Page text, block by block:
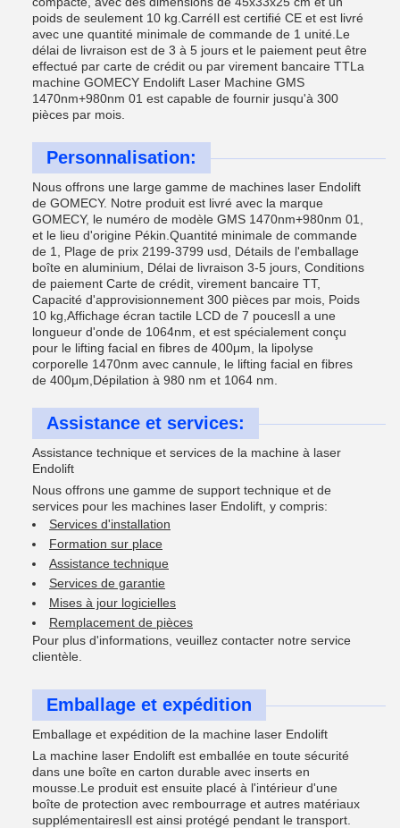
poids de seulement 10 kg.CarréIl est certifié CE et est livré
avec une quantité minimale de commande de 1 unité.Le
délai de livraison est de 3 à 5 jours et le paiement peut être
effectué par carte de crédit ou par virement bancaire TTLa
machine GOMECY Endolift Laser Machine GMS
1470nm+980nm 01 est capable de fournir jusqu'à 300
pièces par mois.
Personnalisation:
Nous offrons une large gamme de machines laser Endolift
de GOMECY. Notre produit est livré avec la marque
GOMECY, le numéro de modèle GMS 1470nm+980nm 01,
et le lieu d'origine Pékin.Quantité minimale de commande
de 1, Plage de prix 2199-3799 usd, Détails de l'emballage
boîte en aluminium, Délai de livraison 3-5 jours, Conditions
de paiement Carte de crédit, virement bancaire TT,
Capacité d'approvisionnement 300 pièces par mois, Poids
10 kg,Affichage écran tactile LCD de 7 poucesIl a une
longueur d'onde de 1064nm, et est spécialement conçu
pour le lifting facial en fibres de 400μm, la lipolyse
corporelle 1470nm avec cannule, le lifting facial en fibres
de 400μm,Dépilation à 980 nm et 1064 nm.
Assistance et services:
Assistance technique et services de la machine à laser
Endolift
Nous offrons une gamme de support technique et de
services pour les machines laser Endolift, y compris:
Services d'installation
Formation sur place
Assistance technique
Services de garantie
Mises à jour logicielles
Remplacement de pièces
Pour plus d'informations, veuillez contacter notre service
clientèle.
Emballage et expédition
Emballage et expédition de la machine laser Endolift
La machine laser Endolift est emballée en toute sécurité
dans une boîte en carton durable avec inserts en
mousse.Le produit est ensuite placé à l'intérieur d'une
boîte de protection avec rembourrage et autres matériaux
supplémentairesIl est ainsi protégé pendant le transport.